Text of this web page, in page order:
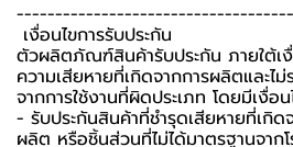
️ เงื่อนไขการรับประกัน ️
ตัวผลิตภัณฑ์สินค้ารับประกัน ภายใต้เ
ความเสียหายที่เกิดจากการผลิตและไ
จากการใช้งานที่ผิดประเภท โดยมีเงื่อ
- รับประกันสินค้าที่ชำรุดเสียหายที่เกิ
ผลิต หรือชิ้นส่วนที่ไม่ได้มาตรฐานจาก